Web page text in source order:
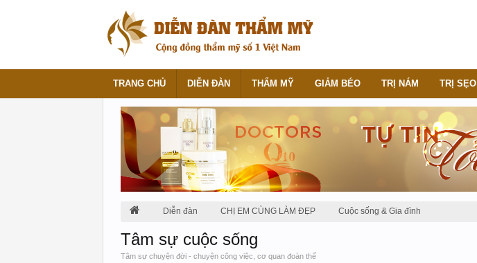
Diễn đàn CHỊ EM CÙNG LÀM ĐẸP Cuộc sống & Gia đình
Tâm sự cuộc sống
Tâm sự chuyện đời - chuyện công việc, cơ quan đoàn thể
TRANG CHỦ DIỄN ĐÀN THẨM MỸ GIẢM BÉO TRỊ NÁM TRỊ SẸO